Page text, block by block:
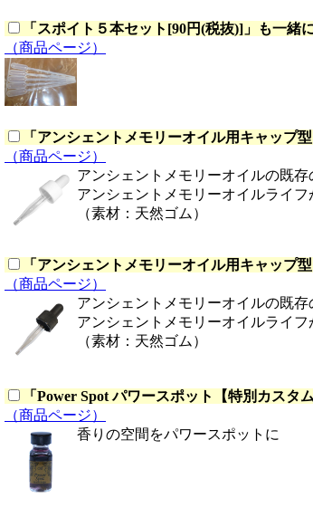
「 スポイト５本セット[90円(税抜)] 」も一緒
（商品ページ）
「 アンシェントメモリーオイル用キャップ
（商品ページ）
アンシェントメモリーオイルの既
アンシェントメモリーオイルライ
（素材：天然ゴム）
「 アンシェントメモリーオイル用キャップ
（商品ページ）
アンシェントメモリーオイルの既
アンシェントメモリーオイルライ
（素材：天然ゴム）
「 Power Spot パワースポット【特別カスタ
（商品ページ）
香りの空間をパワースポットに